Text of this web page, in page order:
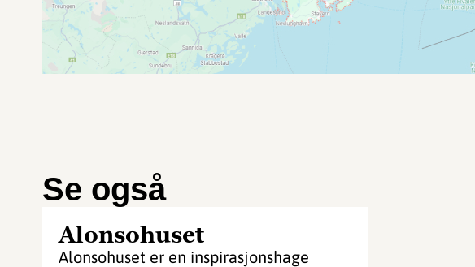
Se også
Alonsohuset
Alonsohuset er en inspirasjonshage